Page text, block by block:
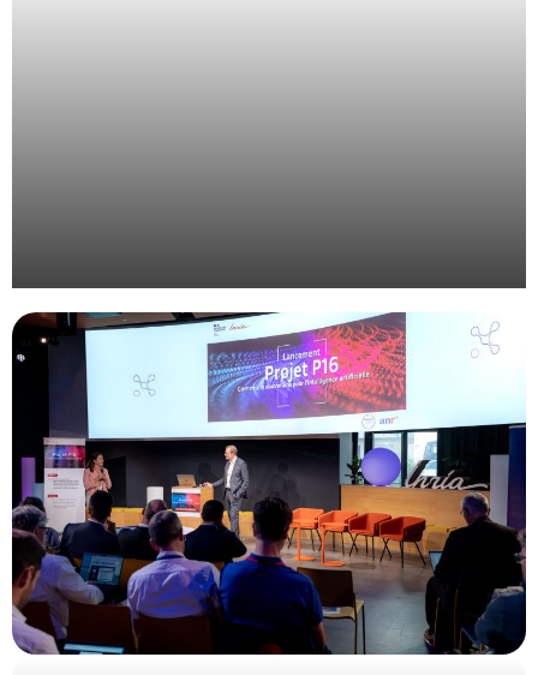
Gestion de plénière avec montage vidéo et travail
d’identité visuelle